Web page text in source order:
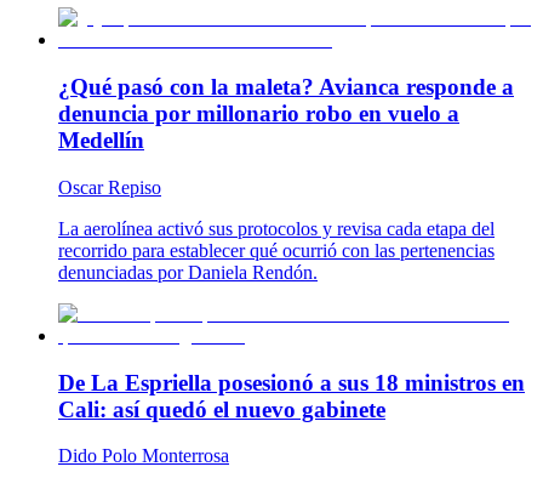
¿Qué pasó con la maleta? Avianca responde a
denuncia por millonario robo en vuelo a
Medellín
Oscar Repiso
La aerolínea activó sus protocolos y revisa cada etapa del
recorrido para establecer qué ocurrió con las pertenencias
denunciadas por Daniela Rendón.
De La Espriella posesionó a sus 18 ministros en
Cali: así quedó el nuevo gabinete
Dido Polo Monterrosa